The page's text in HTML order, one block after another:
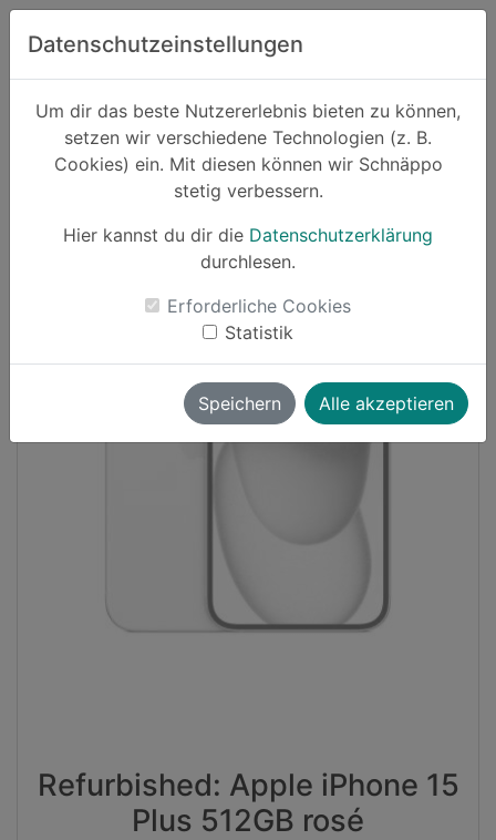
Zum Hauptinhalt springen
Datenschutzeinstellungen
Um dir das beste Nutzererlebnis bieten zu können,
setzen wir verschiedene Technologien (z. B.
Cookies) ein. Mit diesen können wir Schnäppo
stetig verbessern.
Hier kannst du dir die Datenschutzerklärung
durchlesen.
Erforderliche Cookies
Statistik
Speichern Alle akzeptieren
Suchen
Schnäppchen Elektronik und Computer
Cashback
Refurbished: Apple iPhone 15
Plus 512GB rosé